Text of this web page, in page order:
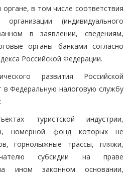
в том числе соответствия
(индивидуального
в заявлении, сведениям,
органы банками согласно
Российской Федерации.
развития Российской
в Федеральную налоговую службу
туристской индустрии,
номерной фонд которых не
горнолыжные трассы, пляжи,
субсидии на праве
ином законном основании,